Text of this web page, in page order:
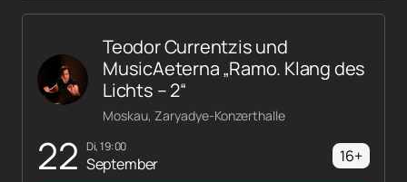
22 Di, 19:00
September
Teodor Currentzis und
MusicAeterna „Ramo. Klang des
Lichts – 2“
Moskau, Zaryadye-Konzerthalle
16+